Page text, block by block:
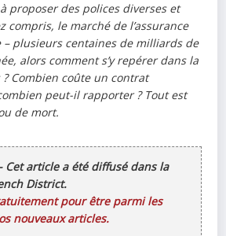
proposer des polices diverses et
compris, le marché de l’assurance
– plusieurs centaines de milliards de
alors comment s’y repérer dans la
Combien coûte un contrat
peut-il rapporter ? Tout est
de mort.
Cet article a été diffusé dans la
District.
pour être parmi les
nouveaux articles.